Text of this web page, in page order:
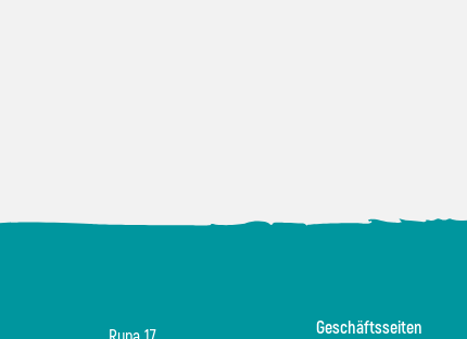
Geschäftsseiten